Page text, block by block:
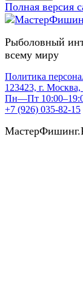
Полная версия
Рыболовный
всему миру
Политика
123423, г.
Пн—Пт
+7 (926) 035-82-15